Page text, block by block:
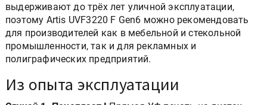
выдерживают до трёх лет уличной эксплуатации,
поэтому Artis UVF3220 F Gen6 можно рекомендовать
для производителей как в мебельной и стекольной
промышленности, так и для рекламных и
полиграфических предприятий.
Из опыта эксплуатации